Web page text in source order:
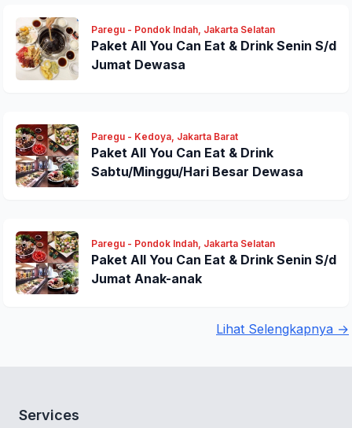
Paregu - Pondok Indah, Jakarta Selatan
Paket All You Can Eat & Drink Senin S/d
Jumat Dewasa
Paregu - Kedoya, Jakarta Barat
Paket All You Can Eat & Drink
Sabtu/Minggu/Hari Besar Dewasa
Paregu - Pondok Indah, Jakarta Selatan
Paket All You Can Eat & Drink Senin S/d
Jumat Anak-anak
Lihat Selengkapnya →
Services